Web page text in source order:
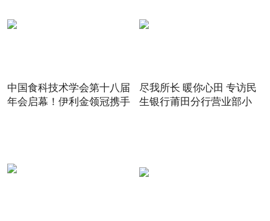
中国食科技术学会第十八届
年会启幕！伊利金领冠携手
尽我所长 暖你心田 专访民
生银行莆田分行营业部小